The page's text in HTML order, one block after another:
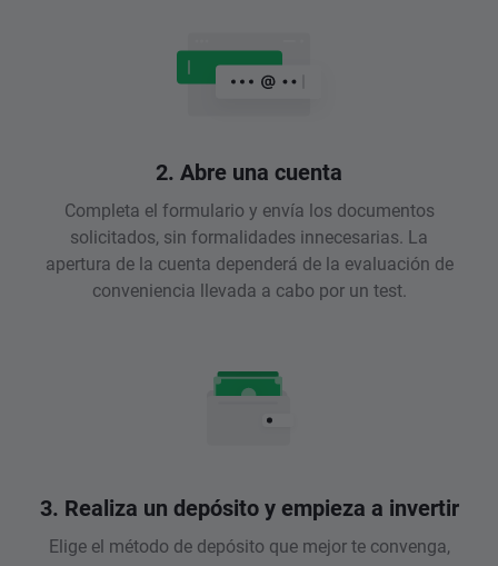
2. Abre una cuenta
Completa el formulario y envía los documentos
solicitados, sin formalidades innecesarias. La
apertura de la cuenta dependerá de la evaluación de
conveniencia llevada a cabo por un test.
3. Realiza un depósito y empieza a invertir
Elige el método de depósito que mejor te convenga,